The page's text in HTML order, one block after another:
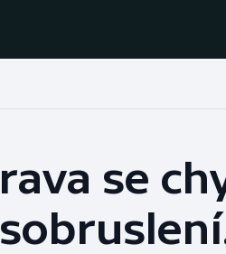
Baseball a softbal
Basketbal
se